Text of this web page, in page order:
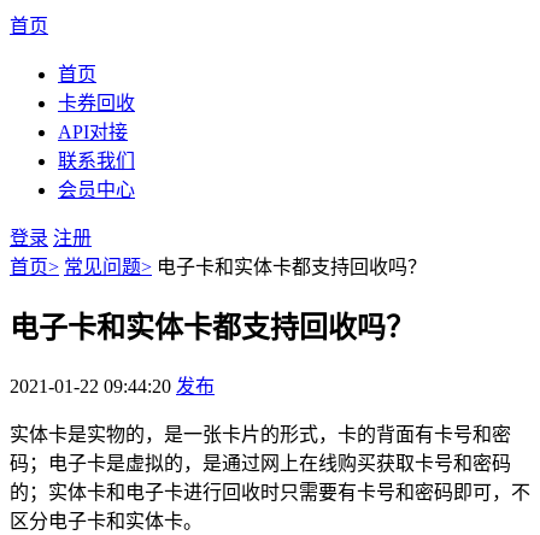
首页
首页
卡券回收
API对接
联系我们
会员中心
登录 注册
首页> 常见问题> 电子卡和实体卡都支持回收吗？
电子卡和实体卡都支持回收吗？
2021-01-22 09:44:20 发布
实体卡是实物的，是一张卡片的形式，卡的背面有卡号和密
码；电子卡是虚拟的，是通过网上在线购买获取卡号和密码
的；实体卡和电子卡进行回收时只需要有卡号和密码即可，不
区分电子卡和实体卡。